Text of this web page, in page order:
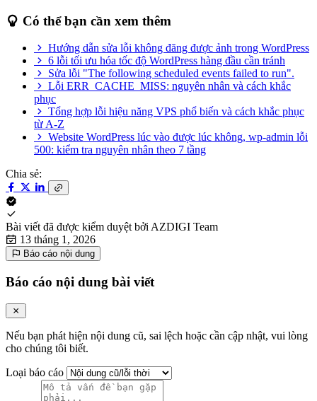
Có thể bạn cần xem thêm
Hướng dẫn sửa lỗi không đăng được ảnh trong WordPress
6 lỗi tối ưu hóa tốc độ WordPress hàng đầu cần tránh
Sửa lỗi "The following scheduled events failed to run".
Lỗi ERR_CACHE_MISS: nguyên nhân và cách khắc
phục
Tổng hợp lỗi hiệu năng VPS phổ biến và cách khắc phục
từ A-Z
Website WordPress lúc vào được lúc không, wp-admin lỗi
500: kiểm tra nguyên nhân theo 7 tầng
Chia sẻ:
Bài viết đã được kiểm duyệt bởi AZDIGI Team
13 tháng 1, 2026
Báo cáo nội dung
Báo cáo nội dung bài viết
Nếu bạn phát hiện nội dung cũ, sai lệch hoặc cần cập nhật, vui lòng
cho chúng tôi biết.
Loại báo cáo